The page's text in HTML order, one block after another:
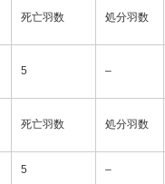
死亡羽数 処分羽数
5 –
死亡羽数 処分羽数
5 –